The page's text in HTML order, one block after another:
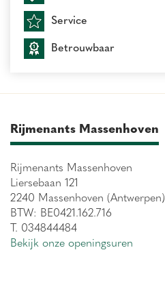
Service
Betrouwbaar
Rijmenants Massenhoven
Rijmenants Massenhoven
Liersebaan 121
2240 Massenhoven (Antwerpen)
BTW: BE0421.162.716
T. 034844484
Bekijk onze openingsuren